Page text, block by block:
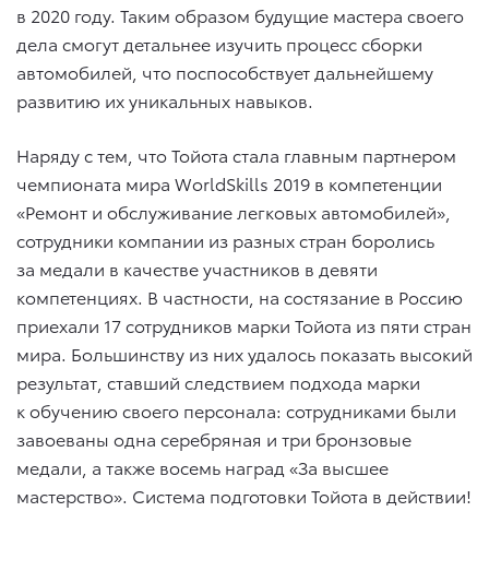
в 2020 году. Таким образом будущие мастера своего
дела смогут детальнее изучить процесс сборки
автомобилей, что поспособствует дальнейшему
развитию их уникальных навыков.
Наряду с тем, что Тойота стала главным партнером
чемпионата мира WorldSkills 2019 в компетенции
«Ремонт и обслуживание легковых автомобилей»,
сотрудники компании из разных стран боролись
за медали в качестве участников в девяти
компетенциях. В частности, на состязание в Россию
приехали 17 сотрудников марки Тойота из пяти стран
мира. Большинству из них удалось показать высокий
результат, ставший следствием подхода марки
к обучению своего персонала: сотрудниками были
завоеваны одна серебряная и три бронзовые
медали, а также восемь наград «За высшее
мастерство». Система подготовки Тойота в действии!